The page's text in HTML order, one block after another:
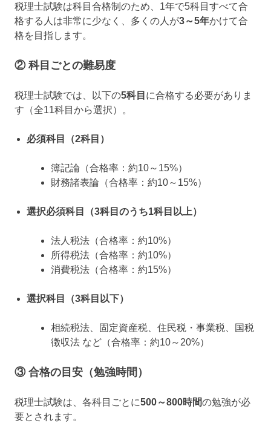
税理士試験は科目合格制のため、1年で5科目すべて合
格する人は非常に少なく、多くの人が3～5年かけて合
格を目指します。
② 科目ごとの難易度
税理士試験では、以下の5科目 に合格する必要がありま
す（全11科目から選択）。
必須科目（2科目）
簿記論（合格率：約10～15%）
財務諸表論（合格率：約10～15%）
選択必須科目（3科目のうち1科目以上）
法人税法（合格率：約10%）
所得税法（合格率：約10%）
消費税法（合格率：約15%）
選択科目（3科目以下）
相続税法、固定資産税、住民税・事業税、国税
徴収法 など（合格率：約10～20%）
③ 合格の目安（勉強時間）
税理士試験は、各科目ごとに500～800時間の勉強が必
要とされます。